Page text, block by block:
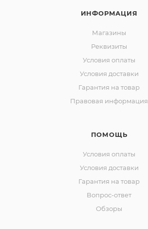
ИНФОРМАЦИЯ
Магазины
Реквизиты
Условия оплаты
Условия доставки
Гарантия на товар
Правовая информация
ПОМОЩЬ
Условия оплаты
Условия доставки
Гарантия на товар
Вопрос-ответ
Обзоры